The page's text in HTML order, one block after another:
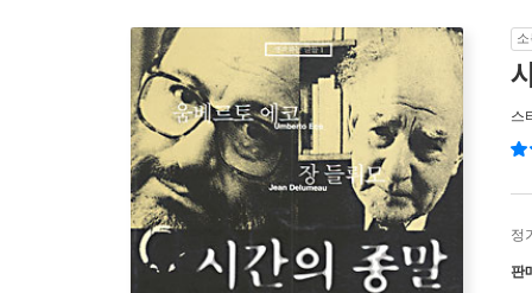
스
정
판